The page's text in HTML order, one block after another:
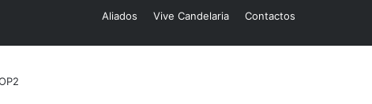
Aliados Vive Candelaria Contactos